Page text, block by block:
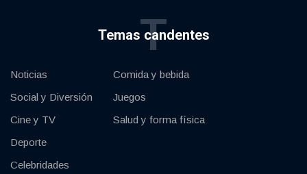
Temas candentes
T
Noticias
Social y Diversión
Cine y TV
Deporte
Celebridades
Comida y bebida
Juegos
Salud y forma física